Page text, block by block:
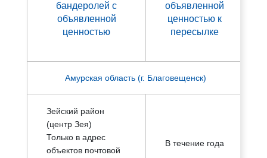
бандеролей с
объявленной
ценностью
объявленной
ценностью к
пересылке
Амурская область (г. Благовещенск)
Зейский район
(центр Зея)
Только в адрес
объектов почтовой
В течение года